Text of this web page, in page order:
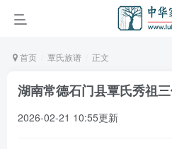
首页 覃氏族谱 正文
湖南常德石门县覃氏秀祖三
2026-02-21 10:55更新